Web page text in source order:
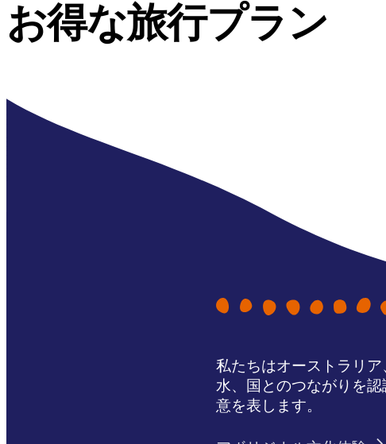
お得な旅行プラン
私たちはオーストラリ
水、国とのつながりを
意を表します。